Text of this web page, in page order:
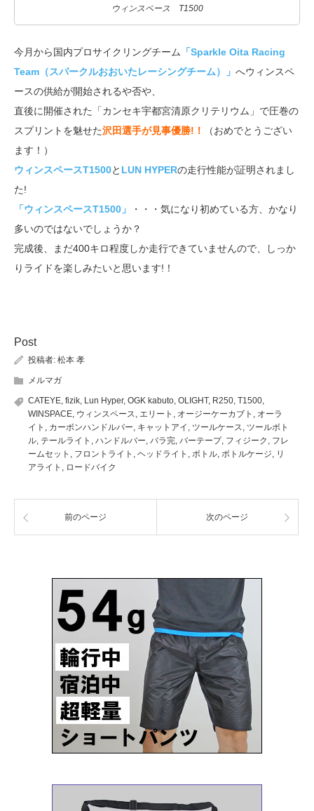
ウィンスペース T1500
今月から国内プロサイクリングチーム
「Sparkle Oita Racing
Team（スパークルおおいたレーシングチーム）」 へウィンスペ
ースの供給が開始されるや否や、
直後に開催された「カンセキ宇都宮清原クリテリウム」で圧巻の
スプリントを魅せた沢田選手が見事優勝!！
（おめでとうござい
ます！）
ウィンスペースT1500と LUN HYPERの走行性能が証明されまし
た!
「ウィンスペースT1500」
・・・気になり初めている方、かなり
多いのではないでしょうか？
完成後、まだ400キロ程度しか走行できていませんので、しっか
りライドを楽しみたいと思います!！
Post
投稿者: 松本 孝
メルマガ
CATEYE fizik Lun Hyper, OGK kabuto OLIGHT, R250 T1500
WINSPACE ウィンスペース エリート オージーケーカブト
オーラ
イト
カーボンハンドルバー キャットアイ ツールケース
ツールボト
ル テールライト ハンドルバー バラ完 バーテープ, フィジーク
フレ
ームセット
フロントライト ヘッドライト ボトル ボトルケージ
リ
アライト
ロードバイク
前のページ 次のページ